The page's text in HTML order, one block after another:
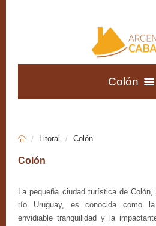
Rosario
San Ignacio
Santa Fe
Victoria
Patagonia
Colón
Litoral Colón
Colón
La pequeña ciudad turística de
río Uruguay, es conocida como
envidiable tranquilidad y la